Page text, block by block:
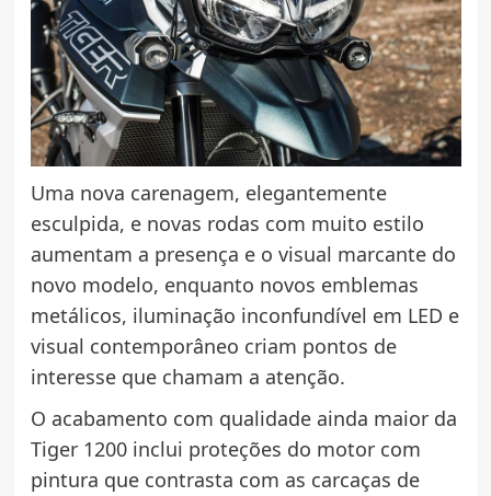
Uma nova carenagem, elegantemente
esculpida, e novas rodas com muito estilo
aumentam a presença e o visual marcante do
novo modelo, enquanto novos emblemas
metálicos, iluminação inconfundível em LED e
visual contemporâneo criam pontos de
interesse que chamam a atenção.
O acabamento com qualidade ainda maior da
Tiger 1200 inclui proteções do motor com
pintura que contrasta com as carcaças de